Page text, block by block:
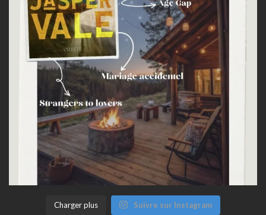
Charger plus Suivre sur Instagram